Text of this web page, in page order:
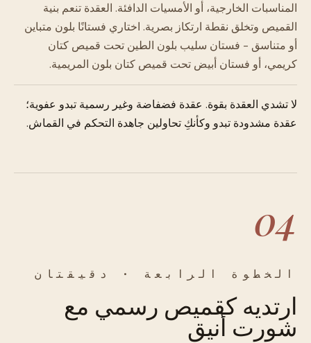
المناسبات الخارجية، أو الأمسيات الدافئة. العقدة تنعم بنية
القميص وتخلق نقطة ارتكاز بصرية. اختاري فستانًا بلون متباين
أو متناسق - فستان سليب بلون الطين تحت قميص كتان
كريمي، أو فستان أبيض تحت قميص كتان بلون المريمية.
لا تشدي العقدة بقوة. عقدة فضفاضة وغير رسمية تبدو عفوية؛
عقدة مشدودة تبدو وكأنكِ تحاولين جاهدة التحكم في القماش.
04
الخطوة الرابعة · دقيقتان
ارتديه كقميص رسمي مع
شورت أنيق